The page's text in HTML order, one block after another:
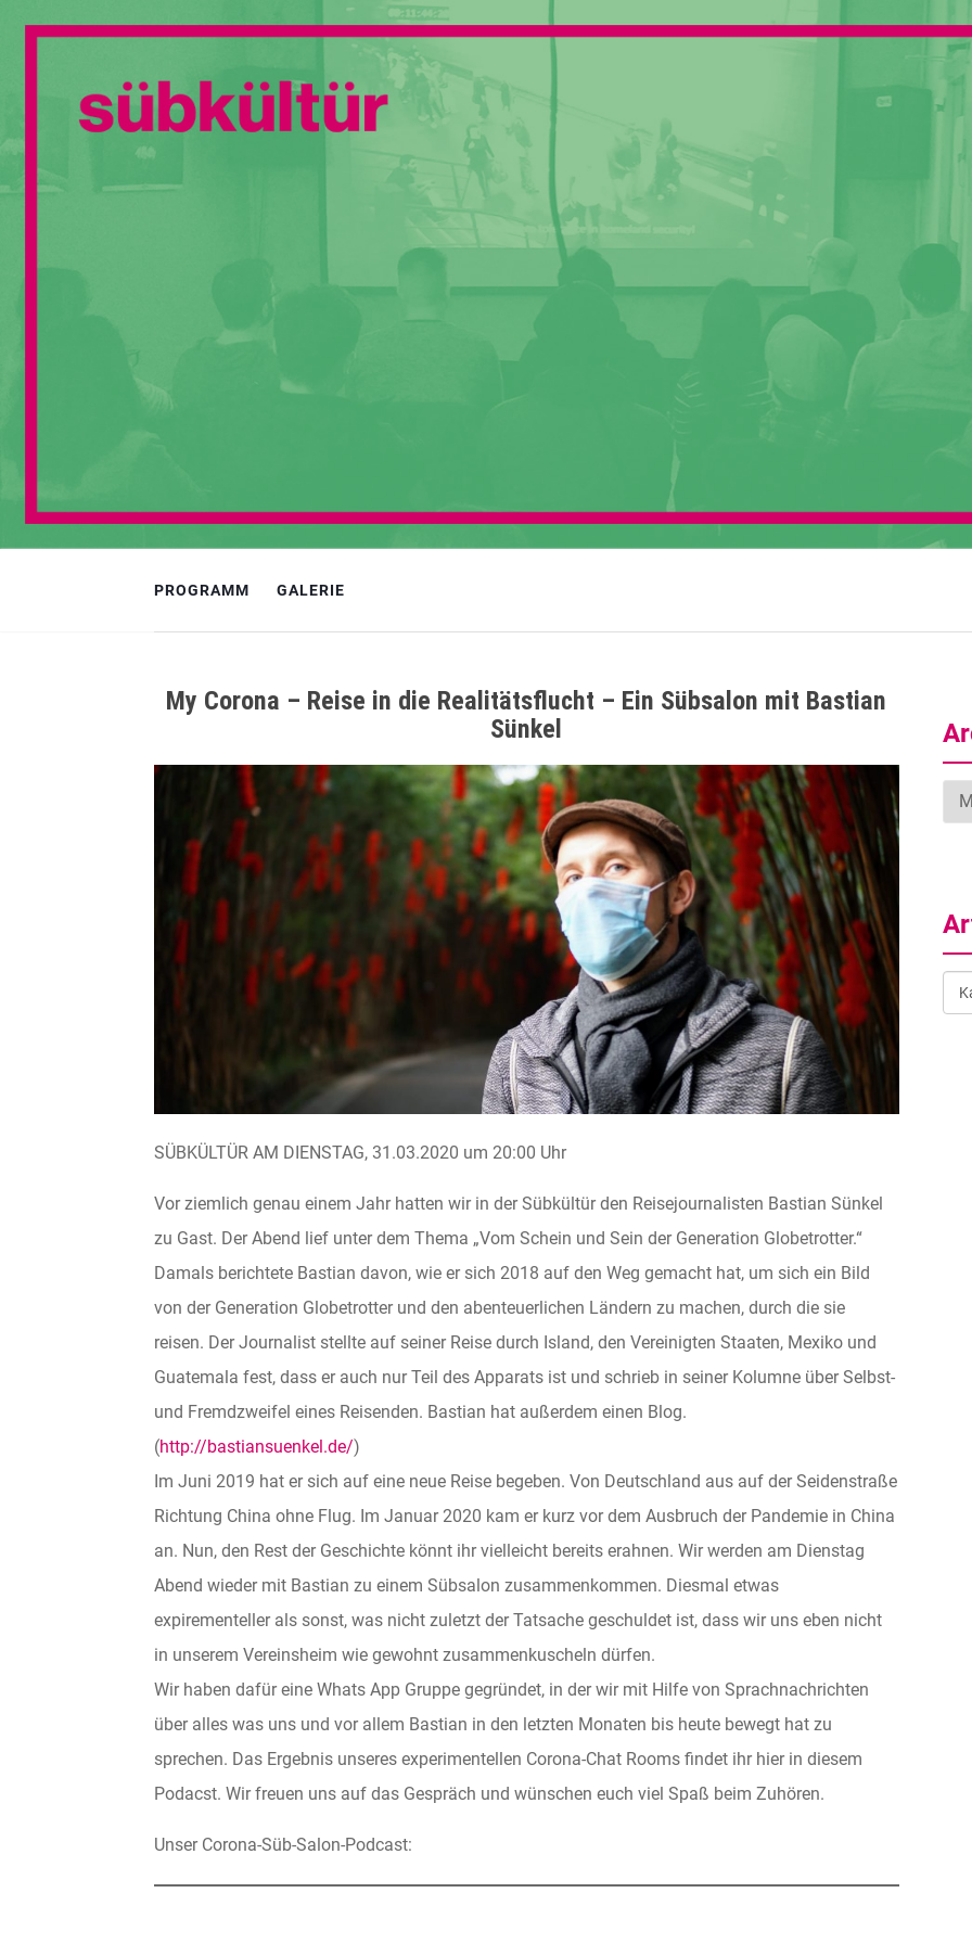
PROGRAMM GALERIE
My Corona – Reise in die Realitätsflucht – Ein Sübsalon mit Bastian
Sünkel
SÜBKÜLTÜR AM DIENSTAG, 31.03.2020 um 20:00 Uhr
Vor ziemlich genau einem Jahr hatten wir in der Sübkültür den Reisejournalisten Bastian Sünkel
zu Gast. Der Abend lief unter dem Thema „Vom Schein und Sein der Generation Globetrotter.“
Damals berichtete Bastian davon, wie er sich 2018 auf den Weg gemacht hat, um sich ein Bild
von der Generation Globetrotter und den abenteuerlichen Ländern zu machen, durch die sie
reisen. Der Journalist stellte auf seiner Reise durch Island, den Vereinigten Staaten, Mexiko und
Guatemala fest, dass er auch nur Teil des Apparats ist und schrieb in seiner Kolumne über Selbst-
und Fremdzweifel eines Reisenden. Bastian hat außerdem einen Blog.
(http://bastiansuenkel.de/)
Im Juni 2019 hat er sich auf eine neue Reise begeben. Von Deutschland aus auf der Seidenstraße
Richtung China ohne Flug. Im Januar 2020 kam er kurz vor dem Ausbruch der Pandemie in China
an. Nun, den Rest der Geschichte könnt ihr vielleicht bereits erahnen. Wir werden am Dienstag
Abend wieder mit Bastian zu einem Sübsalon zusammenkommen. Diesmal etwas
expirementeller als sonst, was nicht zuletzt der Tatsache geschuldet ist, dass wir uns eben nicht
in unserem Vereinsheim wie gewohnt zusammenkuscheln dürfen.
Wir haben dafür eine Whats App Gruppe gegründet, in der wir mit Hilfe von Sprachnachrichten
über alles was uns und vor allem Bastian in den letzten Monaten bis heute bewegt hat zu
sprechen. Das Ergebnis unseres experimentellen Corona-Chat Rooms findet ihr hier in diesem
Podacst. Wir freuen uns auf das Gespräch und wünschen euch viel Spaß beim Zuhören.
Unser Corona-Süb-Salon-Podcast:
Art
der